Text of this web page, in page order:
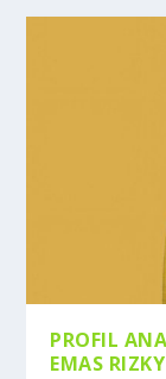
PROFIL
EMAS